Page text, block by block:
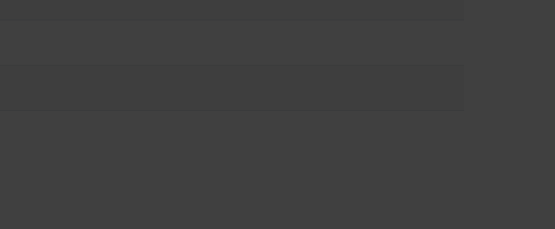
medicul și producătorul dispozitivului medical pentru informații despre dispozitivul dvs.